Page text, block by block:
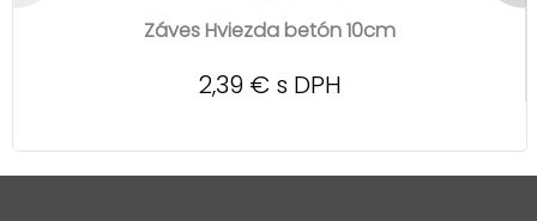
Záves Hviezda betón 10cm
2,39 € s DPH